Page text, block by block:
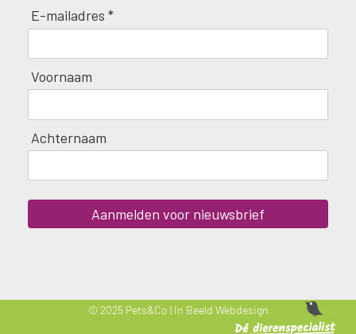
E-mailadres *
Voornaam
Achternaam
Aanmelden voor nieuwsbrief
© 2025 Pets&Co | In Beeld Webdesign